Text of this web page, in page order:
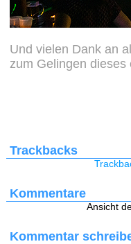
Und vielen Dank an
zum Gelingen
Trackbacks
Kommentare
Ansicht
Kommentar